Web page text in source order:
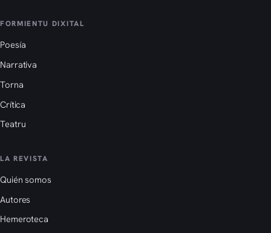
FORMIENTU DIXITAL
Poesía
Narrativa
Torna
Crítica
Teatru
LA REVISTA
Quién somos
Autores
Hemeroteca